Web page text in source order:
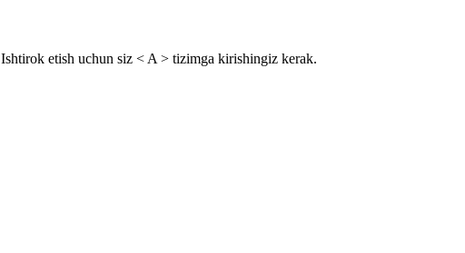
Ishtirok etish uchun siz < A > tizimga kirishingiz kerak.